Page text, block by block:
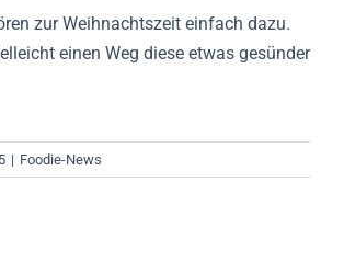
zur Weihnachtszeit einfach dazu.
einen Weg diese etwas gesünder
| Foodie-News